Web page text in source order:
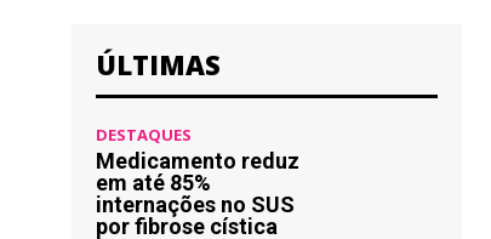
ÚLTIMAS
DESTAQUES
Medicamento reduz
em até 85%
internações no SUS
por fibrose cística